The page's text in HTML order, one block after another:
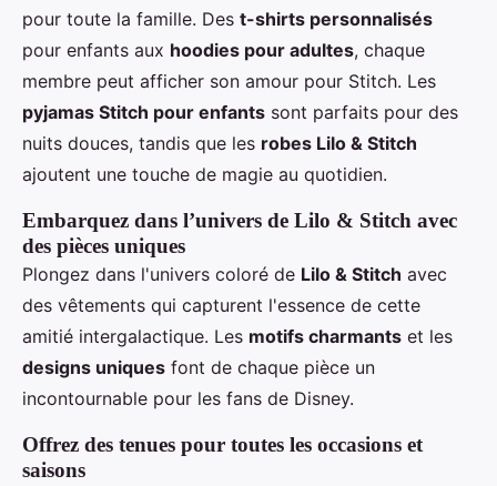
pour toute la famille. Des t-shirts personnalisés
pour enfants aux hoodies pour adultes, chaque
membre peut afficher son amour pour Stitch. Les
pyjamas Stitch pour enfants sont parfaits pour des
nuits douces, tandis que les robes Lilo & Stitch
ajoutent une touche de magie au quotidien.
Embarquez dans l’univers de Lilo & Stitch avec
des pièces uniques
Plongez dans l'univers coloré de Lilo & Stitch avec
des vêtements qui capturent l'essence de cette
amitié intergalactique. Les motifs charmants et les
designs uniques font de chaque pièce un
incontournable pour les fans de Disney.
Offrez des tenues pour toutes les occasions et
saisons